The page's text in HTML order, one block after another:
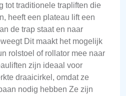
tot traditionele trapliften die
heeft een plateau lift een
de trap staat en naar
Dit maakt het mogelijk
rolstoel of rollator mee naar
zijn ideaal voor
draaicirkel, omdat ze
nodig hebben Ze zijn